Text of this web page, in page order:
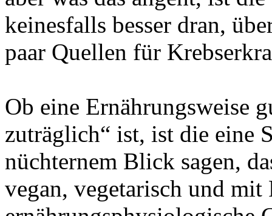
keinesfalls besser dran,
paar Quellen für
Ob eine Ernährungsweise
zuträglich“ ist, ist die eine
nüchternem Blick sagen,
vegan, vegetarisch und